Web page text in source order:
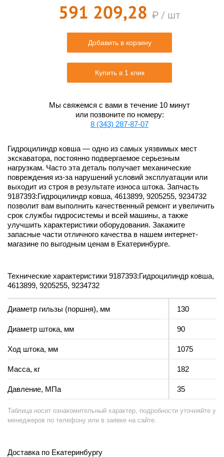
591 209,28 ₽ / шт
Добавить в корзину
Купить в 1 клик
Мы свяжемся с вами в течение 10 минут
или позвоните по номеру:
8 (343) 287-87-07
Гидроцилиндр ковша — одно из самых уязвимых мест
экскаватора, постоянно подвергаемое серьезным
нагрузкам. Часто эта деталь получает механические
повреждения из-за нарушений условий эксплуатации или
выходит из строя в результате износа штока. Запчасть
9187393:Гидроцилиндр ковша, 4613899, 9205255, 9234732
позволит вам выполнить качественный ремонт и увеличить
срок службы гидросистемы и всей машины, а также
улучшить характеристики оборудования. Закажите
запасные части отличного качества в нашем интернет-
магазине по выгодным ценам в Екатеринбурге.
Технические характеристики 9187393:Гидроцилиндр ковша,
4613899, 9205255, 9234732
Диаметр гильзы (поршня), мм 130
Диаметр штока, мм 90
Ход штока, мм 1075
Масса, кг 182
Давление, МПа 35
Таблица носит ознакомительный характер, подробности уточняйте у
менеджеров по телефону или в заявке на сайте.
Доставка по Екатеринбургу